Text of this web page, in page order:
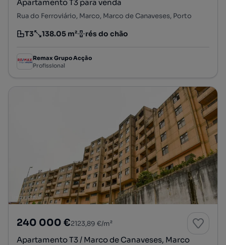
Apartamento T3 para venda
Rua do Ferroviário, Marco, Marco de Canaveses, Porto
Tipologia
T3
Preço por metro quadrado
138.05 m²
Andar rés do chão
Remax Grupo Acção
Profissional
240 000 €2123,89 €/m²
Apartamento T3 / Marco de Canaveses, Marco